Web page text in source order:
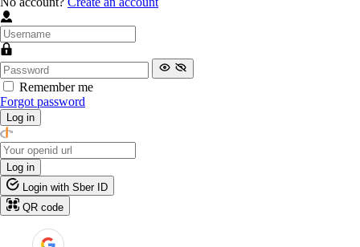
Remember me
Forgot password
Log in
Log in
Login with Sber ID
QR code